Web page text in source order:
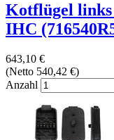
Kotflügel
IHC
643,10 €
(Netto 540,42 €)
Anzahl